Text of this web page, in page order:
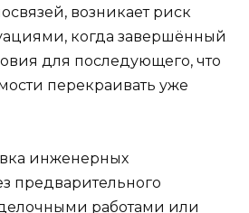
возникает риск
когда завершённый
для последующего, что
перекраивать уже
инженерных
предварительного
работами или